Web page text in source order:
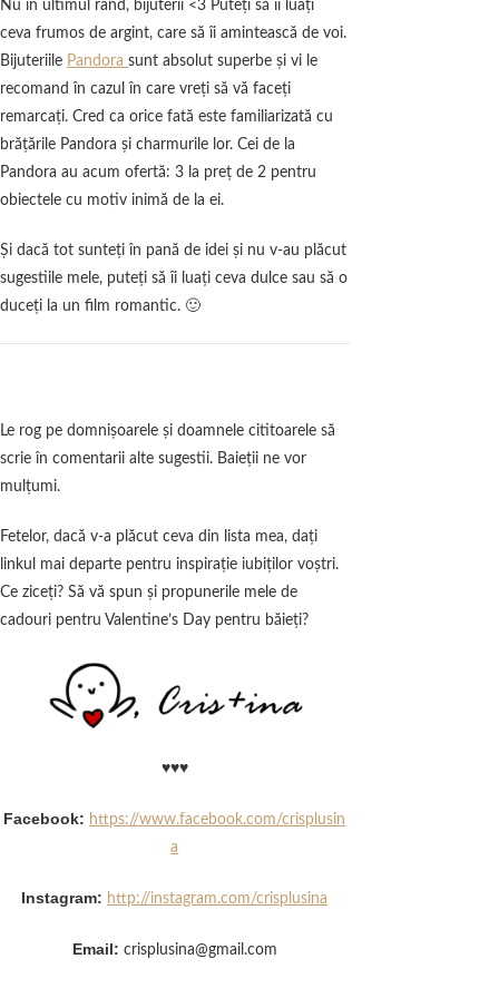
Nu în ultimul rând, bijuterii <3 Puteţi să îi luaţi
ceva frumos de argint, care să îi amintească de voi.
Bijuteriile Pandora sunt absolut superbe şi vi le
recomand în cazul în care vreţi să vă faceţi
remarcaţi. Cred ca orice fată este familiarizată cu
brăţările Pandora şi charmurile lor. Cei de la
Pandora au acum ofertă: 3 la preţ de 2 pentru
obiectele cu motiv inimă de la ei.
Şi dacă tot sunteţi în pană de idei şi nu v-au plăcut
sugestiile mele, puteţi să îi luaţi ceva dulce sau să o
duceţi la un film romantic. 🙂
Le rog pe domnişoarele şi doamnele cititoarele să
scrie în comentarii alte sugestii. Baieţii ne vor
mulţumi.
Fetelor, dacă v-a plăcut ceva din lista mea, daţi
linkul mai departe pentru inspiraţie iubiţilor voştri.
Ce ziceţi? Să vă spun şi propunerile mele de
cadouri pentru Valentine’s Day pentru băieţi?
♥♥♥
Facebook: https://www.facebook.com/crisplusin
a
Instagram: http://instagram.com/crisplusina
Email: crisplusina@gmail.com